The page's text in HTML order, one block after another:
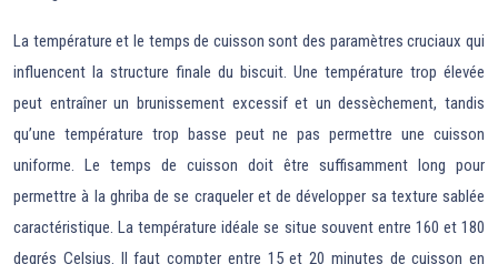
La température et le temps de cuisson sont des paramètres cruciaux qui
influencent la structure finale du biscuit. Une température trop élevée
peut entraîner un brunissement excessif et un dessèchement, tandis
qu’une température trop basse peut ne pas permettre une cuisson
uniforme. Le temps de cuisson doit être suffisamment long pour
permettre à la ghriba de se craqueler et de développer sa texture sablée
caractéristique. La température idéale se situe souvent entre 160 et 180
degrés Celsius. Il faut compter entre 15 et 20 minutes de cuisson en